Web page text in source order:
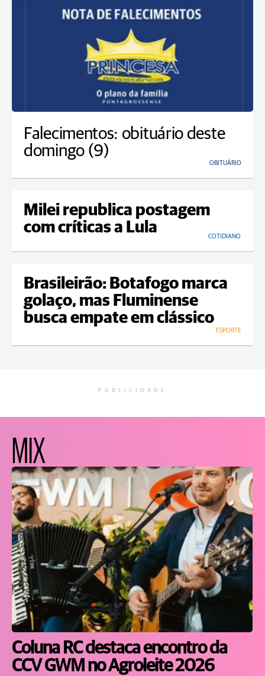
Falecimentos: obituário deste
domingo (9)
OBITUÁRIO
Milei republica postagem
com críticas a Lula
COTIDIANO
Brasileirão: Botafogo marca
golaço, mas Fluminense
busca empate em clássico
ESPORTE
PUBLICIDADE
MIX
Coluna RC destaca encontro da
CCV GWM no Agroleite 2026